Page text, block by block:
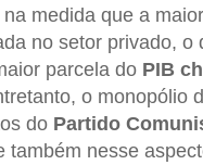
na medida que a
no setor privado, o
parcela do PIB
o monopólio
do Partido
também nesse